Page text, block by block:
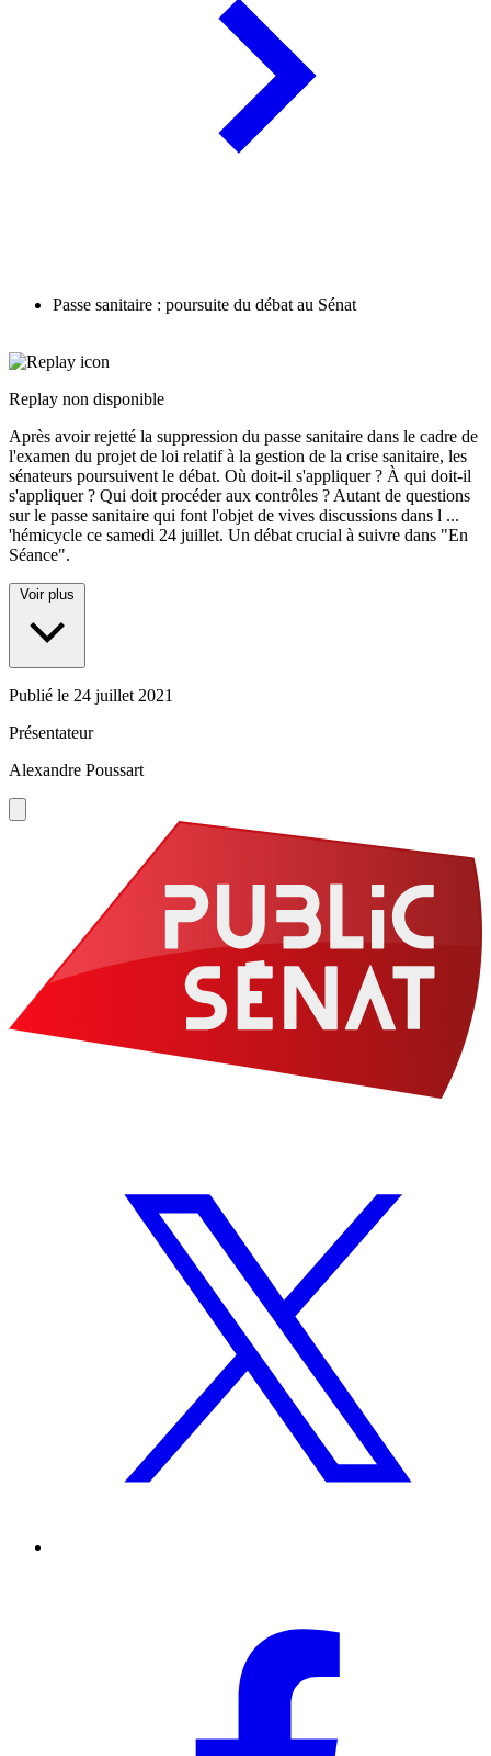
Passe sanitaire : poursuite du débat au Sénat
Replay non disponible
Après avoir rejetté la suppression du passe sanitaire dans le cadre de
l'examen du projet de loi relatif à la gestion de la crise sanitaire, les
sénateurs poursuivent le débat. Où doit-il s'appliquer ? À qui doit-il
s'appliquer ? Qui doit procéder aux contrôles ? Autant de questions
sur le passe sanitaire qui font l'objet de vives discussions dans l ...
'hémicycle ce samedi 24 juillet. Un débat crucial à suivre dans "En
Séance".
Voir plus
Publié le 24 juillet 2021
Présentateur
Alexandre Poussart